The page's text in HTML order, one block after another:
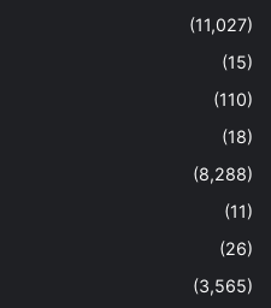
(11,027)
(15)
(110)
(18)
(8,288)
(11)
(26)
(3,565)